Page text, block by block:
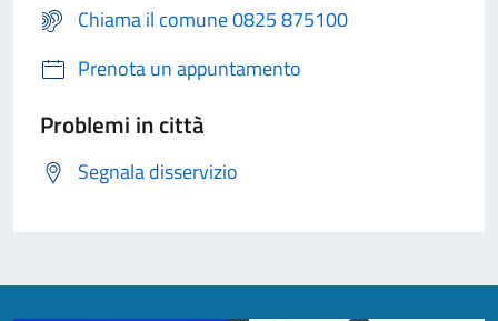
Chiama il comune 0825 875100
Prenota un appuntamento
Problemi in città
Segnala disservizio